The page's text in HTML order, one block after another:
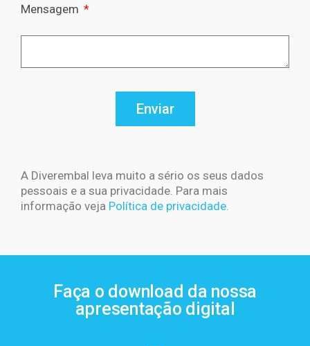
Mensagem
Enviar
A Diverembal leva muito a sério os seus dados
pessoais e a sua privacidade. Para mais
informação veja Política de privacidade.
Faça o download da nossa
apresentação digital